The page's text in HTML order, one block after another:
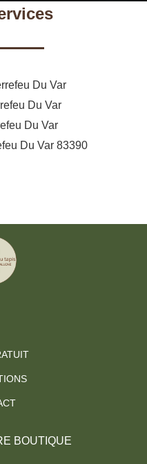
Du Var
Du Var
Du Var
Du Var 83390
BOUTIQUE